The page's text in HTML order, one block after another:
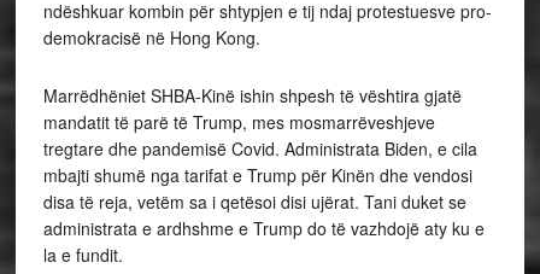
ndëshkuar kombin për shtypjen e tij ndaj protestuesve pro-
demokracisë në Hong Kong.
Marrëdhëniet SHBA-Kinë ishin shpesh të vështira gjatë
mandatit të parë të Trump, mes mosmarrëveshjeve
tregtare dhe pandemisë Covid. Administrata Biden, e cila
mbajti shumë nga tarifat e Trump për Kinën dhe vendosi
disa të reja, vetëm sa i qetësoi disi ujërat. Tani duket se
administrata e ardhshme e Trump do të vazhdojë aty ku e
la e fundit.